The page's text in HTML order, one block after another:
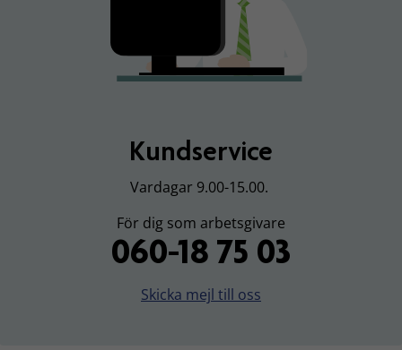
Kundservice
Vardagar 9.00-15.00.
För dig som arbetsgivare
060-18 75 03
Skicka mejl till oss